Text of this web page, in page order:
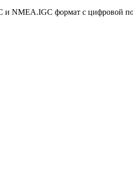
NMEA.IGC формат с цифровой